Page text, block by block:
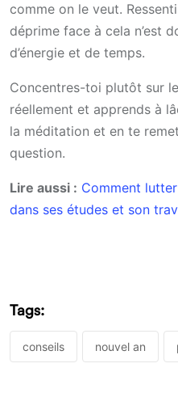
comme on le veut.
déprime face à cela n’est
d’énergie et de temps.
Concentres-toi plutôt sur
réellement et apprends à
la méditation et en te
question.
Lire aussi : Comment
dans ses études et son
Tags:
conseils nouvel an